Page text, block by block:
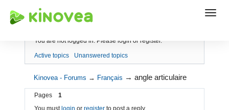
Index
You are not logged in. Please login or register.
Active topics Unanswered topics
Kinovea - Forums → Français →angle articulaire
Pages
1